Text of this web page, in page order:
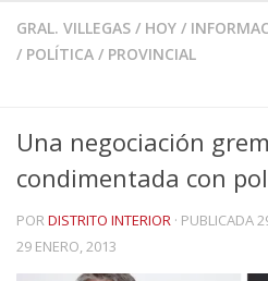
GRAL. VILLEGAS / HOY /
/ POLÍTICA / PROVINCIAL
Una negociación
condimentada con
PORDISTRITO INTERIOR · PUBLICADA
29 ENERO, 2013